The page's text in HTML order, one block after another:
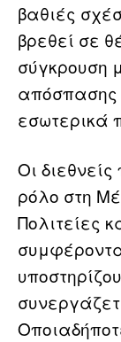
βαθιές
βρεθεί σε
σύγκρουση
απόσπασης
εσωτερικά
Οι
ρόλο στη
Πολιτείες